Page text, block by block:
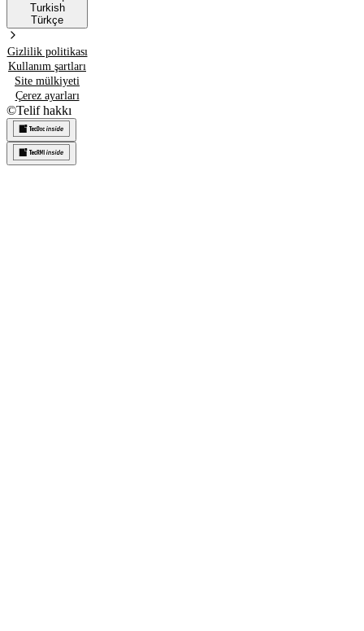
Turkish
Türkçe
Gizlilik politikası
Kullanım şartları
Site mülkiyeti
Çerez ayarları
©Telif hakkı